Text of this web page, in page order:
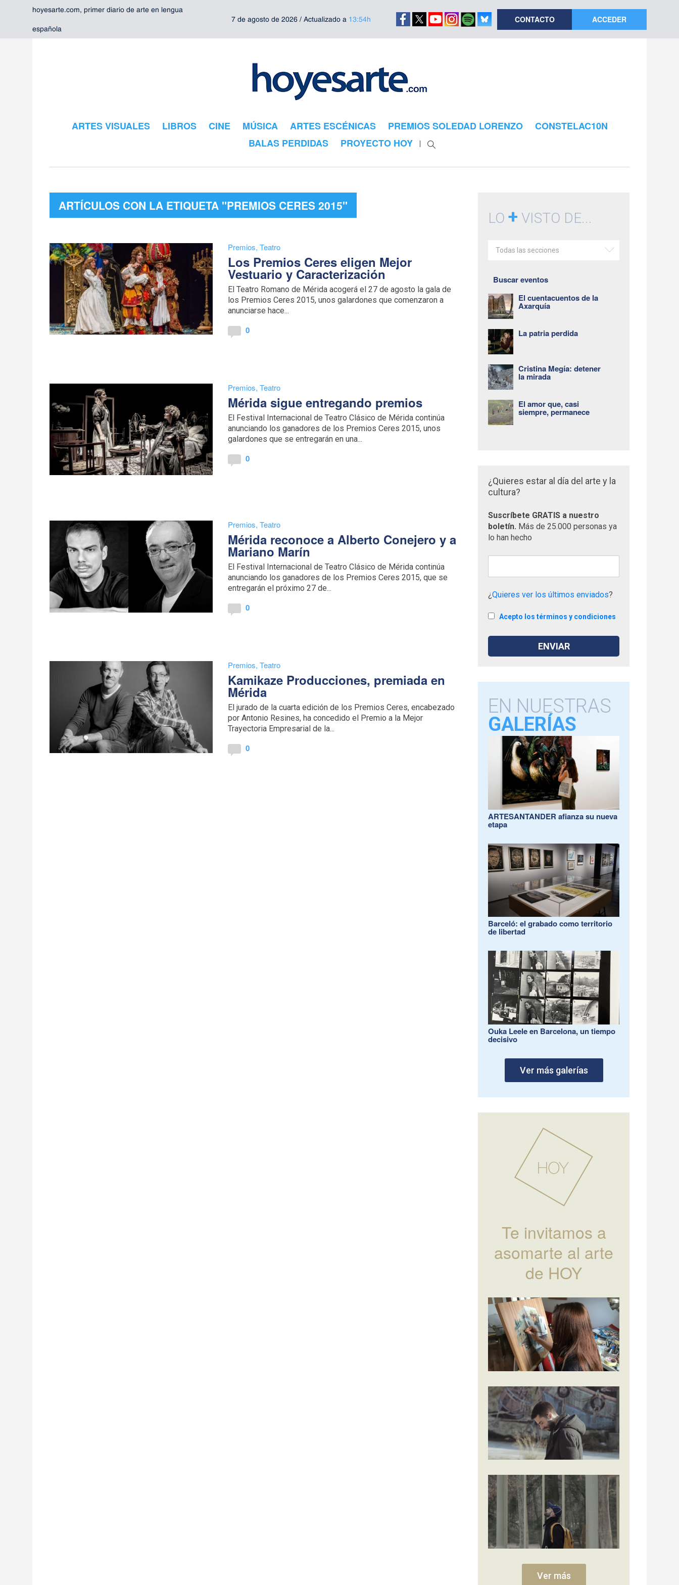
hoyesarte.com, primer diario de arte en lengua
española
7 de agosto de 2026 / Actualizado a 13:54h CONTACTO ACCEDER
ARTES VISUALES LIBROS CINE MÚSICA ARTES ESCÉNICAS PREMIOS SOLEDAD LORENZO
CONSTELAC10N
BALAS PERDIDAS
PROYECTO HOY
ARTÍCULOS CON LA ETIQUETA "PREMIOS CERES 2015"
Premios,Teatro
Los Premios Ceres eligen Mejor
Vestuario y Caracterización
El Teatro Romano de Mérida acogerá el 27 de agosto la gala de
los Premios Ceres 2015, unos galardones que comenzaron a
anunciarse hace...
0
Premios,Teatro
Mérida sigue entregando premios
El Festival Internacional de Teatro Clásico de Mérida continúa
anunciando los ganadores de los Premios Ceres 2015, unos
galardones que se entregarán en una...
0
Premios,Teatro
Mérida reconoce a Alberto Conejero y a
Mariano Marín
El Festival Internacional de Teatro Clásico de Mérida continúa
anunciando los ganadores de los Premios Ceres 2015, que se
entregarán el próximo 27 de...
0
Premios,Teatro
Kamikaze Producciones, premiada en
Mérida
El jurado de la cuarta edición de los Premios Ceres, encabezado
por Antonio Resines, ha concedido el Premio a la Mejor
Trayectoria Empresarial de la...
0
LO+ VISTO DE...
Todas las secciones
Buscar eventos
El cuentacuentos de la
Axarquía
La patria perdida
Cristina Megía: detener
la mirada
El amor que, casi
siempre, permanece
¿Quieres estar al día del arte y la
cultura?
Suscríbete GRATIS a nuestro
boletín. Más de 25.000 personas ya
lo han hecho
¿Quieres ver los últimos enviados?
Acepto los términos y condiciones
EN NUESTRAS
GALERÍAS
ARTESANTANDER afianza su nueva
etapa
Barceló: el grabado como territorio
de libertad
Ouka Leele en Barcelona, un tiempo
decisivo
Ver más galerías
Te invitamos a
asomarte al arte
de HOY
Ver más